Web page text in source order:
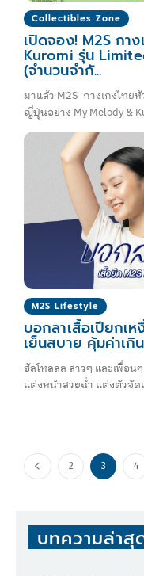
Collectibles Zone
เปิดจอง! M2S กา
Kuromi รุ่น
(จำนวนจำกั...
มาแล้ว M2S กางเกงไทย
ญี่ปุ่นอย่าง My Melody &
M2S Lifestyle
บอกลาเสื้อเปียกเห
เย็นสบาย คุ้มค่าเกิ
ฮัลโหลลล สาวๆ และเพื่อ
แต่งหน้าสวยฉ่ำ แต่งตัวจั
2 3 4
บทความล่าสุ